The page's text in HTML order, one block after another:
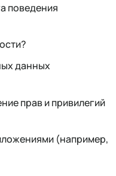
поведения
данных
прав и привилегий
(например,